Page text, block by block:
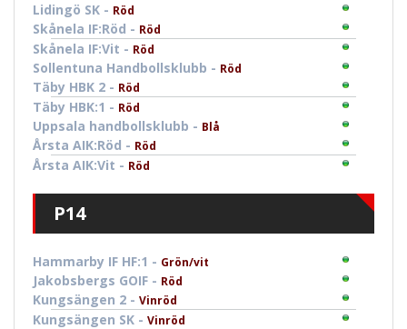
Lidingö SK - Röd
Skånela IF:Röd - Röd
Skånela IF:Vit - Röd
Sollentuna Handbollsklubb - Röd
Täby HBK 2 - Röd
Täby HBK:1 - Röd
Uppsala handbollsklubb - Blå
Årsta AIK:Röd - Röd
Årsta AIK:Vit - Röd
P14
Hammarby IF HF:1 - Grön/vit
Jakobsbergs GOIF - Röd
Kungsängen 2 - Vinröd
Kungsängen SK - Vinröd